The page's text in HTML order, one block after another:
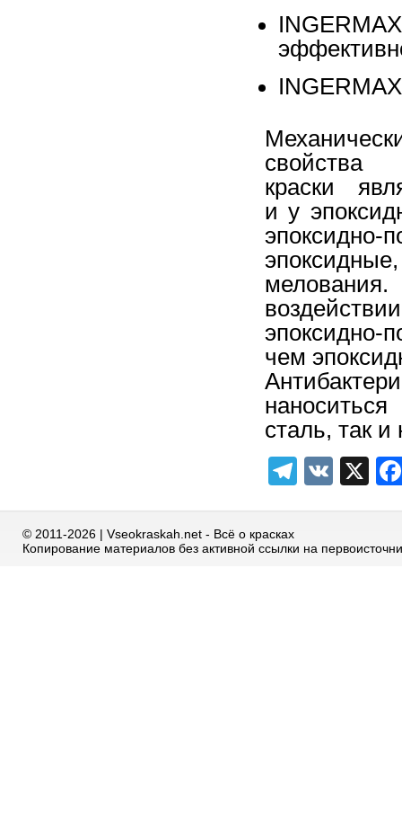
свойства
краски
и у
эпоксидно-
чем
сталь, так
VK X
© 2011-2026 | Vseokraskah.net - Всё о красках
Копирование материалов без активной ссылки на